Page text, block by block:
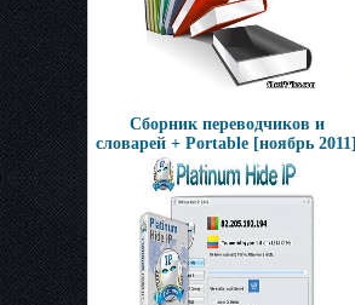
Сборник переводчиков и
словарей + Portable [ноябрь 2011]